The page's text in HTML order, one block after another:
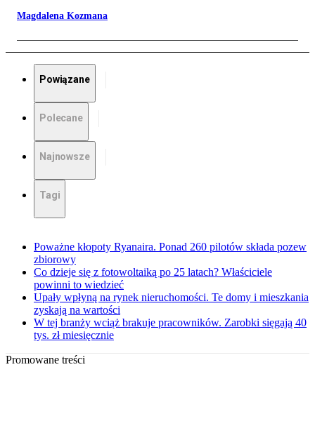
Magdalena Kozmana
Powiązane
Polecane
Najnowsze
Tagi
Poważne kłopoty Ryanaira. Ponad 260 pilotów składa pozew
zbiorowy
Co dzieje się z fotowoltaiką po 25 latach? Właściciele
powinni to wiedzieć
Upały wpłyną na rynek nieruchomości. Te domy i mieszkania
zyskają na wartości
W tej branży wciąż brakuje pracowników. Zarobki sięgają 40
tys. zł miesięcznie
Promowane treści